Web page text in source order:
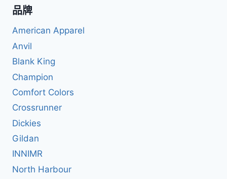
品牌
American Apparel
Anvil
Blank King
Champion
Comfort Colors
Crossrunner
Dickies
Gildan
INNIMR
North Harbour